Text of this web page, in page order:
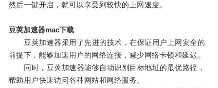
然后一键开启，就可以享受到较快的上网速度。
豆荚加速器mac下载
豆荚加速器采用了先进的技术，在保证用户上网安全的
前提下，能够加速用户的网络连接，减少网络卡顿和延迟。
同时，豆荚加速器能够自动识别目标地址的最优路径，
帮助用户快速访问各种网站和网络服务。